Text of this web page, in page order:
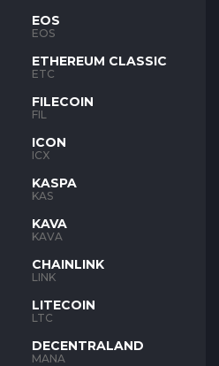
EOS
EOS
ETHEREUM CLASSIC
ETC
FILECOIN
FIL
ICON
ICX
KASPA
KAS
KAVA
KAVA
CHAINLINK
LINK
LITECOIN
LTC
DECENTRALAND
MANA